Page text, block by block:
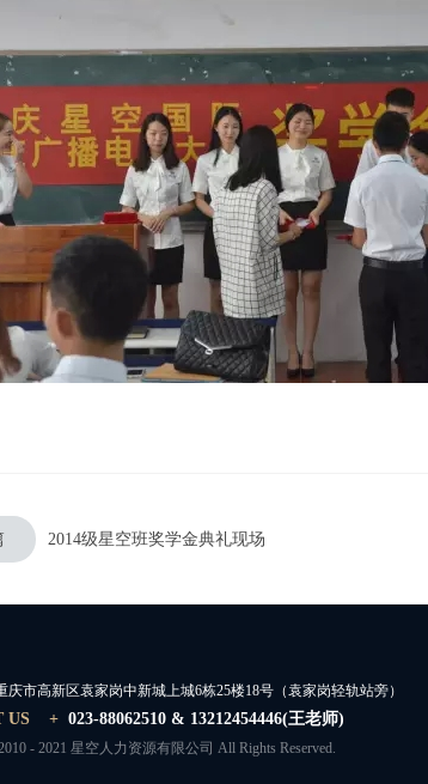
2014级星空班奖学金典礼现场
庆市高新区袁家岗中新城上城6栋25楼18号（袁家岗轻轨站旁）
US + 023-88062510 & 13212454446(王老师)
- 2021 星空人力资源有限公司 All Rights Reserved.